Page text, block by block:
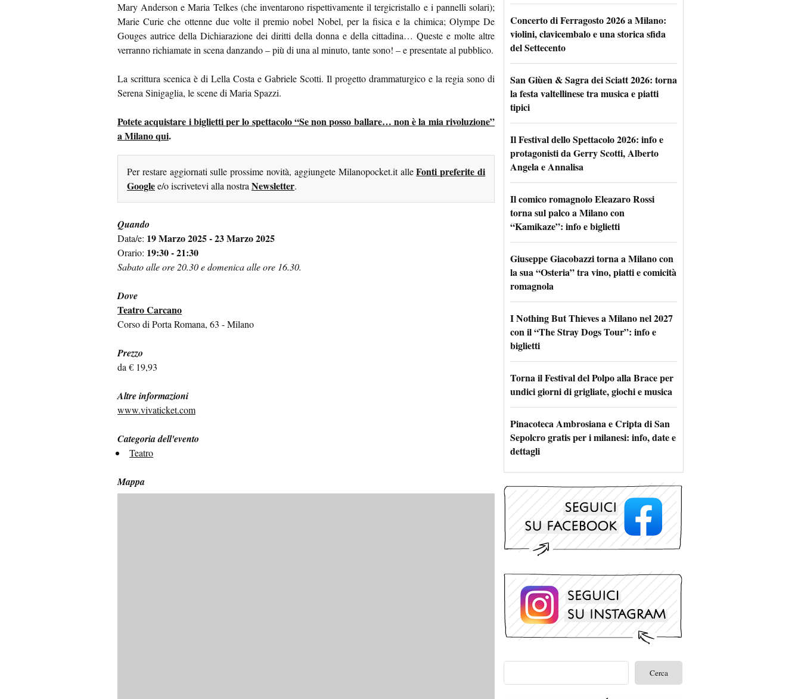
Mary Anderson e Maria Telkes (che inventarono rispettivamente il tergicristallo e i pannelli solari);
Marie Curie che ottenne due volte il premio nobel Nobel, per la fisica e la chimica; Olympe De
Gouges autrice della Dichiarazione dei diritti della donna e della cittadina… Queste e molte altre
verranno richiamate in scena danzando – più di una al minuto, tante sono! – e presentate al pubblico.
La scrittura scenica è di Lella Costa e Gabriele Scotti. Il progetto drammaturgico e la regia sono di
Serena Sinigaglia, le scene di Maria Spazzi.
Potete acquistare i biglietti per lo spettacolo “Se non posso ballare… non è la mia rivoluzione”
a Milano qui.
Per restare aggiornati sulle prossime novità, aggiungete Milanopocket.it alleFonti preferite di
Googlee/o iscrivetevi alla nostraNewsletter.
Quando
Data/e: 19 Marzo 2025 - 23 Marzo 2025
Orario: 19:30 - 21:30
Sabato alle ore 20.30 e domenica alle ore 16.30.
Dove
Teatro Carcano
Corso di Porta Romana, 63 - Milano
Prezzo
da € 19,93
Altre informazioni
www.vivaticket.com
Categoria dell'evento
Teatro
Mappa
Concerto di Ferragosto 2026 a Milano:
violini, clavicembalo e una storica sfida
del Settecento
San Giùen & Sagra dei Sciatt 2026: torna
la festa valtellinese tra musica e piatti
tipici
Il Festival dello Spettacolo 2026: info e
protagonisti da Gerry Scotti, Alberto
Angela e Annalisa
Il comico romagnolo Eleazaro Rossi
torna sul palco a Milano con
“Kamikaze”: info e biglietti
Giuseppe Giacobazzi torna a Milano con
la sua “Osteria” tra vino, piatti e comicità
romagnola
I Nothing But Thieves a Milano nel 2027
con il “The Stray Dogs Tour”: info e
biglietti
Torna il Festival del Polpo alla Brace per
undici giorni di grigliate, giochi e musica
Pinacoteca Ambrosiana e Cripta di San
Sepolcro gratis per i milanesi: info, date e
dettagli